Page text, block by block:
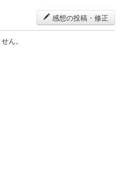
感想の投稿・修正
ん。